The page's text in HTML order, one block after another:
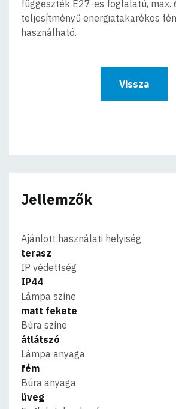
függeszték E27-es foglalatú, max.
teljesítményű energiatakarékos
használható.
Vissza
Jellemzők
Ajánlott használati helyiség
terasz
IP védettség
IP44
Lámpa színe
matt fekete
Búra színe
átlátszó
Lámpa anyaga
fém
Búra anyaga
üveg